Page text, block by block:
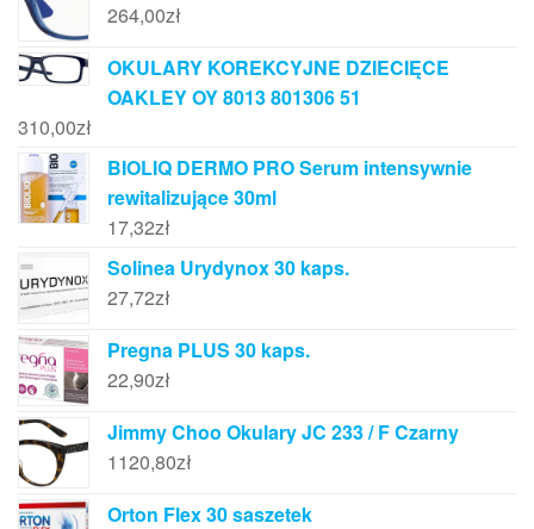
264,00zł
OKULARY KOREKCYJNE DZIECIĘCE
OAKLEY OY 8013 801306 51
310,00zł
BIOLIQ DERMO PRO Serum intensywnie
rewitalizujące 30ml
17,32zł
Solinea Urydynox 30 kaps.
27,72zł
Pregna PLUS 30 kaps.
22,90zł
Jimmy Choo Okulary JC 233 / F Czarny
1120,80zł
Orton Flex 30 saszetek